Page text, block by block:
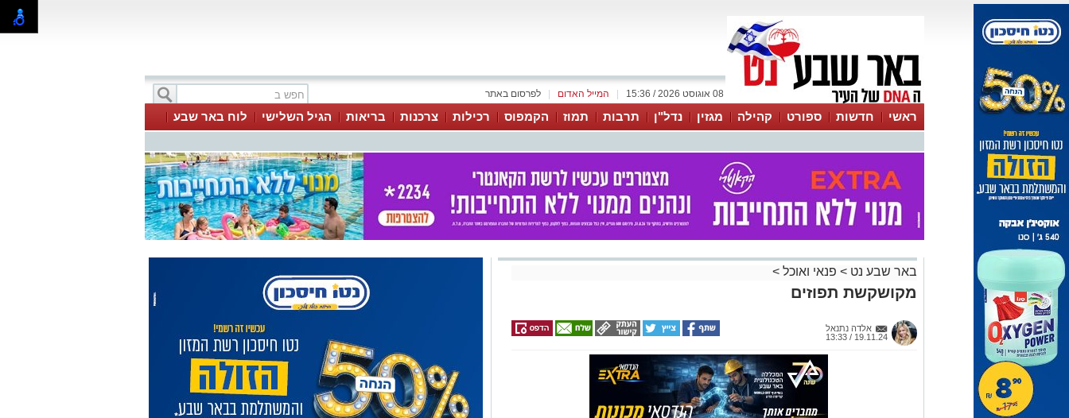
לפרסום באתר המייל האדום 08 אוגוסט 2026 / 15:36
ראשי חדשות ספורט קהילה מגזין נדל"ן תרבות תמוז הקמפוס רכילות צרכנות בריאות הגיל השלישי
לוח באר שבע
באר שבע נט>פנאי ואוכל
מקושקשת תפוזים
19.11.24 / 13:33
תגים:מקושקשת תפוזים
מגישה יחד עם הבלוגרית אולגה טוכשר ("המרכיב הסודי"), מתכון
ביצים מקורית בתוספת מיץ תפוזים, המעניקים לביצים מרקם אוורירי
וטעם משגע. המתכון פשוט וקל להכנה, מתאים כארוחת בוקר או ערב,
לצד בייגל וירקות טריים וכמובן, מיץ תפוזים סחוט טבעי. בתיאבון!